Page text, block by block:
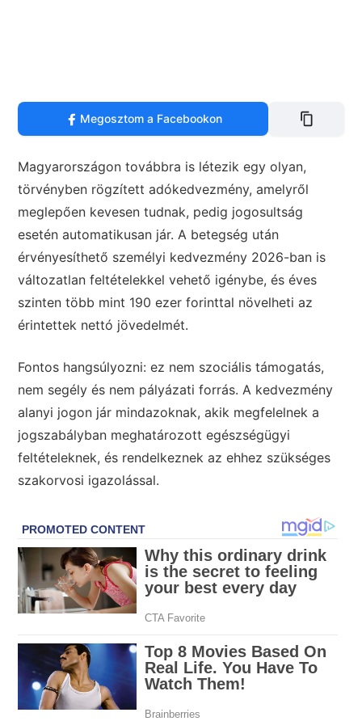
Megosztom a Facebookon
Magyarországon továbbra is létezik egy olyan,
törvényben rögzített adókedvezmény, amelyről
meglepően kevesen tudnak, pedig jogosultság
esetén automatikusan jár. A betegség után
érvényesíthető személyi kedvezmény 2026-ban is
változatlan feltételekkel vehető igénybe, és éves
szinten több mint 190 ezer forinttal növelheti az
érintettek nettó jövedelmét.
Fontos hangsúlyozni: ez nem szociális támogatás,
nem segély és nem pályázati forrás. A kedvezmény
alanyi jogon jár mindazoknak, akik megfelelnek a
jogszabályban meghatározott egészségügyi
feltételeknek, és rendelkeznek az ehhez szükséges
szakorvosi igazolással.